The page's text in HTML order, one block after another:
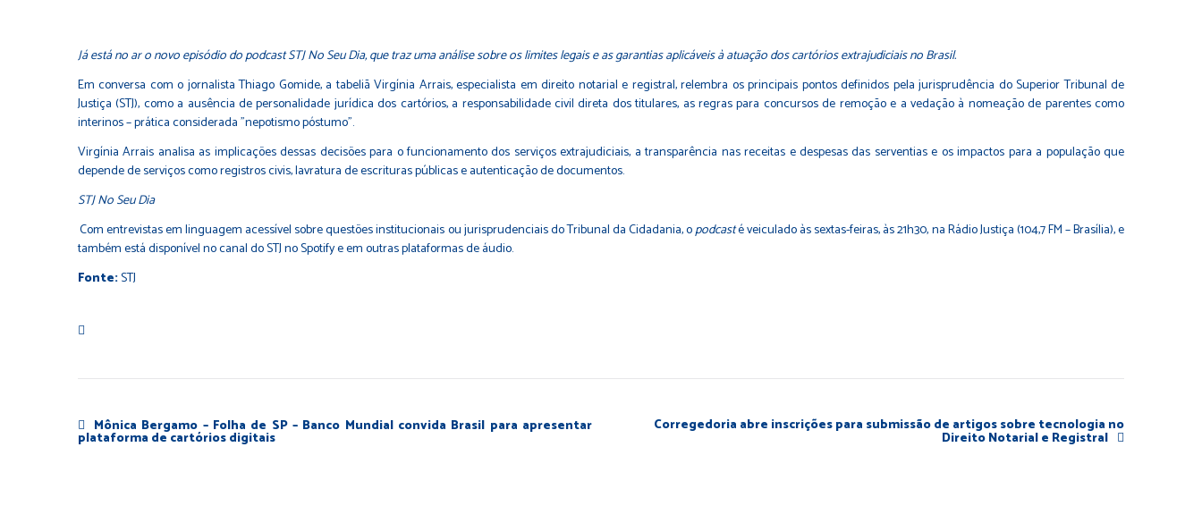
Já está no ar o novo episódio do podcast STJ No Seu Dia, que traz uma análise sobre os limites legais e as garantias aplicáveis à atuação dos cartórios extrajudiciais no Brasil.
Em conversa com o jornalista Thiago Gomide, a tabeliã Virgínia Arrais, especialista em direito notarial e registral, relembra os principais pontos definidos pela jurisprudência do Superior Tribunal de
Justiça (STJ), como a ausência de personalidade jurídica dos cartórios, a responsabilidade civil direta dos titulares, as regras para concursos de remoção e a vedação à nomeação de parentes como
interinos – prática considerada "nepotismo póstumo".
Virgínia Arrais analisa as implicações dessas decisões para o funcionamento dos serviços extrajudiciais, a transparência nas receitas e despesas das serventias e os impactos para a população que
depende de serviços como registros civis, lavratura de escrituras públicas e autenticação de documentos.
STJ No Seu Dia
Com entrevistas em linguagem acessível sobre questões institucionais ou jurisprudenciais do Tribunal da Cidadania, opodcasté veiculado às sextas-feiras, às 21h30, na Rádio Justiça (104,7 FM – Brasília), e
também está disponível no canal do STJ noSpotifye em outras plataformas de áudio.
Fonte:STJ
Mônica Bergamo – Folha de SP – Banco Mundial convida Brasil para apresentar
plataforma de cartórios digitais
Corregedoria abre inscrições para submissão de artigos sobre tecnologia no
Direito Notarial e Registral